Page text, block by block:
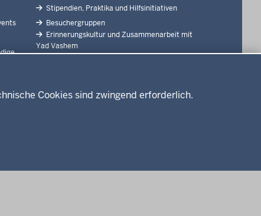
Cookies sind zwingend erforderlich.
Stipendien, Praktika und Hilfsinitiativen
Besuchergruppen
Erinnerungskultur und Zusammenarbeit mit
Yad Vashem
Partner